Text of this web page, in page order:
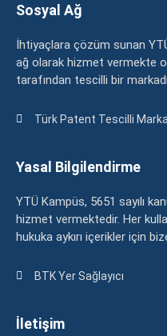
Sosyal Ağ
İhtiyaçlara çözüm sunan
ağ olarak hizmet vermekte
tarafından tescilli bir
Türk Patent Tescilli Marka
Yasal Bilgilendirme
YTÜ Kampüs, 5651 sayılı
hizmet vermektedir. Her
hukuka aykırı içerikler için
BTK Yer Sağlayıcı
İletişim